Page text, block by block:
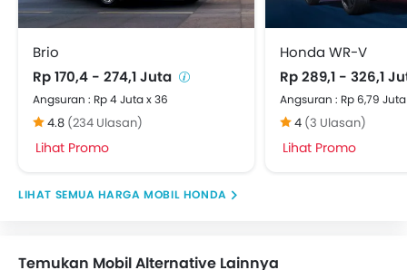
Stir Berbalut kulit
Pengaturan kursi elektrik
Steering Wheel Gearshift Paddle
Cruise control
Kamera Belakang
Power Door Locks
Brio
Rp 170,4 - 274,1 Juta
Angsuran : Rp 4 Juta x 36
4.8 (234 Ulasan)
Lihat Promo
Honda WR-V
Rp 289,1 - 326,1
Angsuran : Rp 6,79
4 (3 Ulasan)
Lihat Promo
HARGA MOBIL HONDA
Temukan Mobil Alternative Lainnya